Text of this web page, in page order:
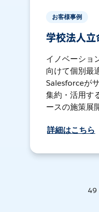
お客様事例
学校法人立
イノベーショ
向けて個別最
Salesforceが
集約・活用す
ースの施策展
詳細はこちら
49